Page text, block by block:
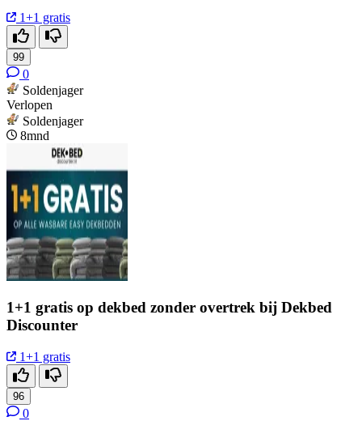
1+1 gratis
99
0
Soldenjager
Verlopen
Soldenjager
8mnd
1+1 gratis op dekbed zonder overtrek bij Dekbed
Discounter
1+1 gratis
96
0